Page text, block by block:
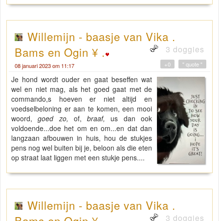
Willemijn - baasje van Vika .
Bams en Ogin ¥ .
3 doggies
08 januari 2023 om 11:17 " quote "
+0
Je hond wordt ouder en gaat beseffen wat
wel en niet mag, als het goed gaat met de
commando,s hoeven er niet altijd en
voedselbeloning er aan te komen, een mooi
woord,goed zo, of,braaf, us dan ook
voldoende...doe het om en om...en dat dan
langzaan afbouwen in huis, hou de stukjes
pens nog wel buiten bij je, beloon als die eten
op straat laat liggen met een stukje pens....
Willemijn - baasje van Vika .
3 doggies